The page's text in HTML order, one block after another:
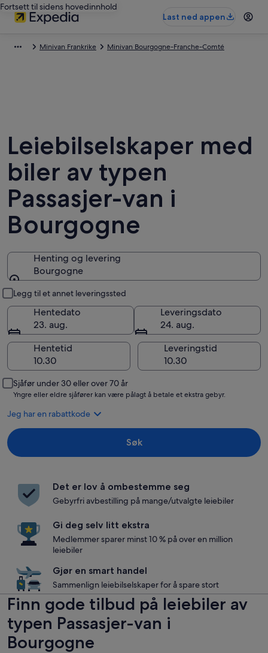
Fortsett til sidens hovedinnhold
Last ned appen
Minivan Frankrike Minivan Bourgogne-Franche-Comté
Leiebilselskaper med
biler av typen
Passasjer-van i
Bourgogne
Henting og levering
Bourgogne
Legg til et annet leveringssted
Hentedato
23. aug.
Leveringsdato
24. aug.
Hentetid
Leveringstid
Sjåfør under 30 eller over 70 år
Yngre eller eldre sjåfører kan være pålagt å betale et ekstra gebyr.
Jeg har en rabattkode
Søk
Det er lov å ombestemme seg
Gebyrfri avbestilling på mange/utvalgte leiebiler
Gi deg selv litt ekstra
Medlemmer sparer minst 10 % på over en million
leiebiler
Gjør en smart handel
Sammenlign leiebilselskaper for å spare stort
Finn gode tilbud på leiebiler av
typen Passasjer-van i
Bourgogne